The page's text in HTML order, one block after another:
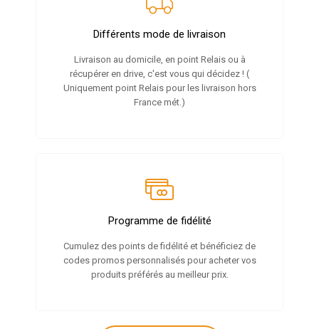
Différents mode de livraison
Livraison au domicile, en point Relais ou à
récupérer en drive, c'est vous qui décidez ! (
Uniquement point Relais pour les livraison hors
France mét.)
Programme de fidélité
Cumulez des points de fidélité et bénéficiez de
codes promos personnalisés pour acheter vos
produits préférés au meilleur prix.